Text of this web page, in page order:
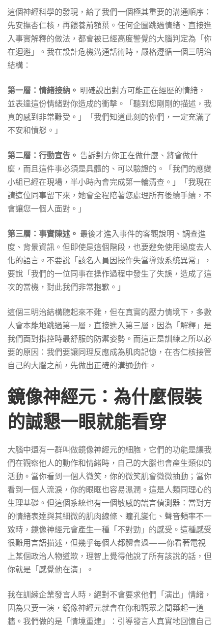
這個神經科學的發現，給了我們一個極其重要的溝通順序：
先安撫杏仁核，再餵養前額葉。任何企圖跳過情緒、直接進
入事實解釋的做法，都會被已經高度警覺的大腦判定為「你
在迴避」。我在設計危機溝通話術時，嚴格遵循一個三明治
結構：
第一層：情緒接納。 明確說出對方可能正在經歷的情緒，
並表達這份情緒對你造成的衝擊。「聽到您剛剛的描述，我
真的感到非常難受。」「我們知道此刻的你們，一定充滿了
不安和憤怒。」
第二層：行動宣告。 告訴對方你正在做什麼、將會做什
麼，而且這件事必須是具體的、可以驗證的。「我們的應變
小組已經在現場，半小時內會完成第一輪清查。」「我現在
請這位同事留下來，她會全程陪著您處理所有後續手續，不
會讓您一個人面對。」
第三層：事實陳述。 最後才進入事件的客觀說明、調查進
度、背景資訊。但即使是這個階段，也要避免使用過度去人
化的語言。不要說「該名人員因操作失當導致系統異常」，
要說「我們的一位同事在操作過程中發生了失誤，造成了這
次的當機，對此我們非常抱歉。」
這個三明治結構聽起來不難，但在真實的壓力情境下，多數
人會本能地跳過第一層，直接進入第三層，因為「解釋」是
我們面對指控時最舒服的防禦姿勢。而這正是訓練之所以必
要的原因：我們要讓同理反應成為肌肉記憶，在杏仁核接管
自己的大腦之前，先做出正確的溝通動作。
鏡像神經元：為什麼假裝
的誠懇一眼就能看穿
大腦中還有一群叫做鏡像神經元的細胞，它們的功能是讓我
們在觀察他人的動作和情緒時，自己的大腦也會產生類似的
活動。當你看到一個人微笑，你的微笑肌會微微抽動；當你
看到一個人流淚，你的眼眶也容易濕潤。這是人類同理心的
生理基礎。但這個系統也有一個敏感的謊言偵測器：當對方
的情緒表達與其細微的肌肉線條、瞳孔變化、聲音頻率不一
致時，鏡像神經元會產生一種「不對勁」的感受。這種感受
很難用言語描述，但幾乎每個人都體會過——你看著電視
上某個政治人物道歉，理智上覺得他說了所有該說的話，但
你就是「感覺他在演」。
我在訓練企業發言人時，絕對不會要求他們「演出」情緒，
因為只要一演，鏡像神經元就會在你和觀眾之間築起一道
牆。我們做的是「情境重建」：引導發言人真實地回憶自己